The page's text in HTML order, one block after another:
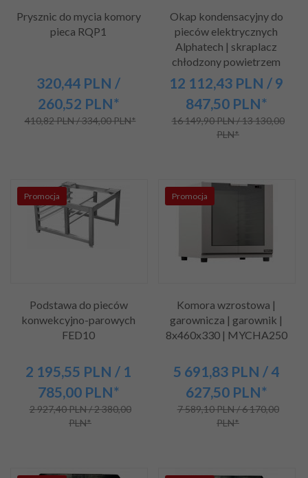
Prysznic do mycia komory
pieca RQP1
320,44 PLN /
260,52 PLN*
410,82 PLN / 334,00 PLN*
Okap kondensacyjny do
pieców elektrycznych
Alphatech | skraplacz
chłodzony powietrzem
12 112,43 PLN / 9
847,50 PLN*
16 149,90 PLN / 13 130,00
PLN*
Promocja
Podstawa do pieców
konwekcyjno-parowych
FED10
2 195,55 PLN / 1
785,00 PLN*
2 927,40 PLN / 2 380,00
PLN*
Promocja
Komora wzrostowa |
garownicza | garownik |
8x460x330 | MYCHA250
5 691,83 PLN / 4
627,50 PLN*
7 589,10 PLN / 6 170,00
PLN*